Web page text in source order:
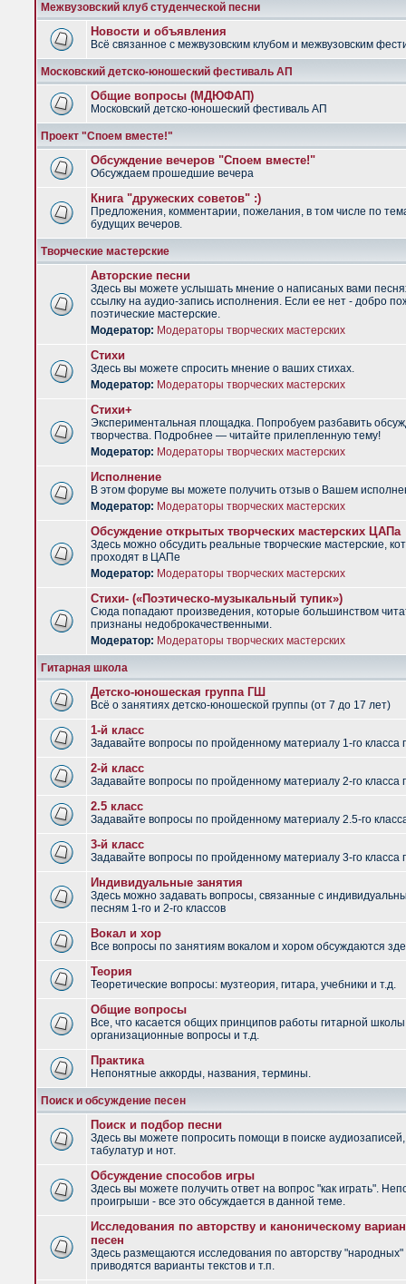
Межвузовский клуб студенческой песни
Новости и объявления
Всё связанное с межвузовским клубом и межвузовским
Московский детско-юношеский фестиваль АП
Общие вопросы (МДЮФАП)
Московский детско-юношеский фестиваль АП
Проект "Споем вместе!"
Обсуждение вечеров "Споем вместе!"
Обсуждаем прошедшие вечера
Книга "дружеских советов" :)
Предложения, комментарии, пожелания, в том числе по
будущих вечеров.
Творческие мастерские
Авторские песни
Здесь вы можете услышать мнение о написаных вами
ссылку на аудио-запись исполнения. Если ее нет - добро
поэтические мастерские.
Модератор: Модераторы творческих мастерских
Стихи
Здесь вы можете спросить мнение о ваших стихах.
Модератор: Модераторы творческих мастерских
Стихи+
Экспериментальная площадка. Попробуем разбавить
творчества. Подробнее — читайте прилепленную тему!
Модератор: Модераторы творческих мастерских
Исполнение
В этом форуме вы можете получить отзыв о Вашем
Модератор: Модераторы творческих мастерских
Обсуждение открытых творческих мастерских ЦАПа
Здесь можно обсудить реальные творческие мастерские,
проходят в ЦАПе
Модератор: Модераторы творческих мастерских
Стихи- («Поэтическо-музыкальный тупик»)
Сюда попадают произведения, которые большинством
признаны недоброкачественными.
Модератор: Модераторы творческих мастерских
Гитарная школа
Детско-юношеская группа ГШ
Всё о занятиях детско-юношеской группы (от 7 до 17 лет)
1-й класс
Задавайте вопросы по пройденному материалу 1-го класса
2-й класс
Задавайте вопросы по пройденному материалу 2-го класса
2.5 класс
Задавайте вопросы по пройденному материалу 2.5-го
3-й класс
Задавайте вопросы по пройденному материалу 3-го класса
Индивидуальные занятия
Здесь можно задавать вопросы, связанные с
песням 1-го и 2-го классов
Вокал и хор
Все вопросы по занятиям вокалом и хором обсуждаются
Теория
Теоретические вопросы: музтеория, гитара, учебники и т.д.
Общие вопросы
Все, что касается общих принципов работы гитарной
организационные вопросы и т.д.
Практика
Непонятные аккорды, названия, термины.
Поиск и обсуждение песен
Поиск и подбор песни
Здесь вы можете попросить помощи в поиске аудиозаписей,
табулатур и нот.
Обсуждение способов игры
Здесь вы можете получить ответ на вопрос "как играть".
проигрыши - все это обсуждается в данной теме.
Исследования по авторству и каноническому
песен
Здесь размещаются исследования по авторству "народных"
приводятся варианты текстов и т.п.